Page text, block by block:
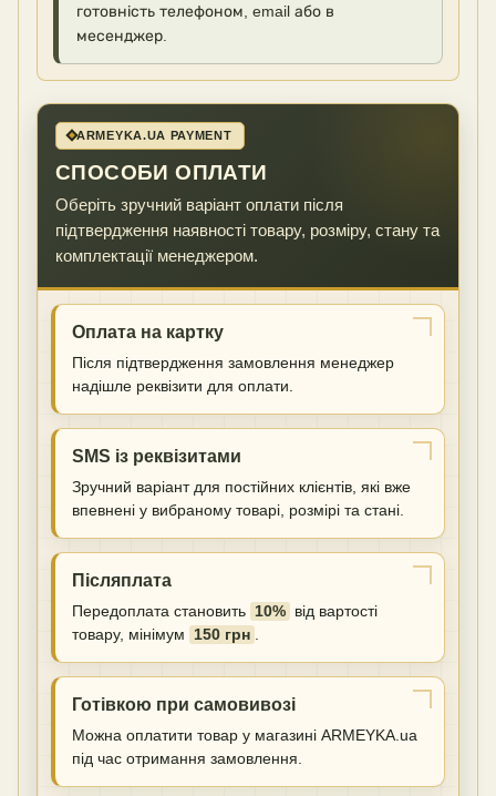
готовність телефоном, email або в
месенджер.
ARMEYKA.UA PAYMENT
СПОСОБИ ОПЛАТИ
Оберіть зручний варіант оплати після
підтвердження наявності товару, розміру, стану та
комплектації менеджером.
Оплата на картку
Після підтвердження замовлення менеджер
надішле реквізити для оплати.
SMS із реквізитами
Зручний варіант для постійних клієнтів, які вже
впевнені у вибраному товарі, розмірі та стані.
Післяплата
Передоплата становить 10% від вартості
товару, мінімум
150 грн
Готівкою при самовивозі
Можна оплатити товар у магазині ARMEYKA.ua
під час отримання замовлення.